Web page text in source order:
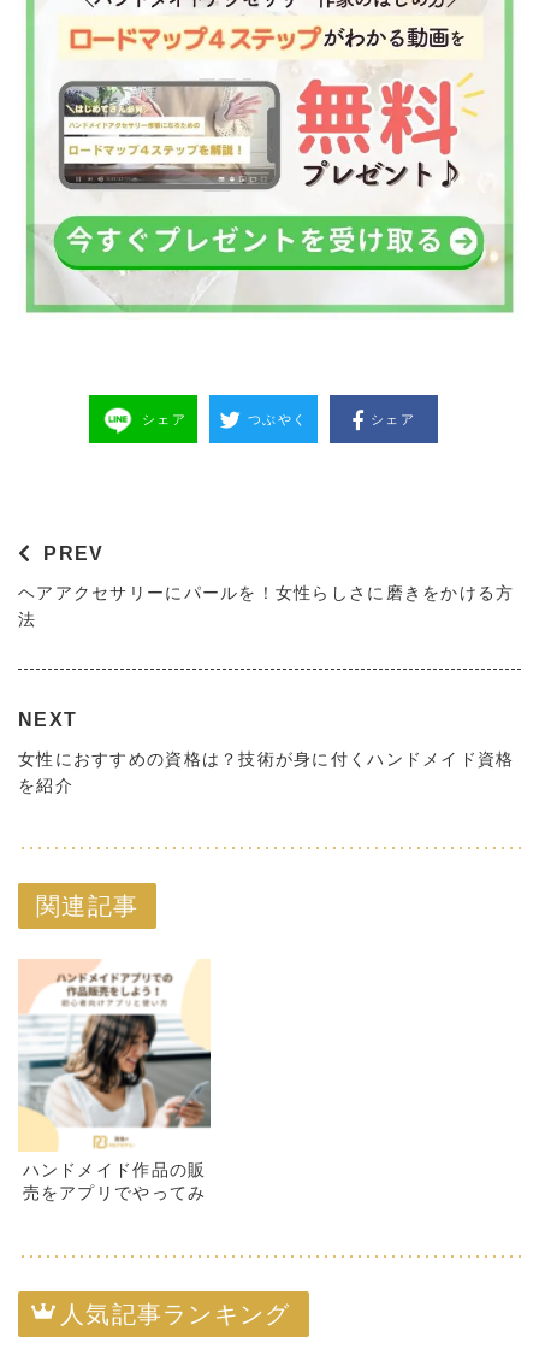
シェア つぶやく シェア
PREV
ヘアアクセサリーにパールを！女性らしさに磨きをかける方
法
NEXT
女性におすすめの資格は？技術が身に付くハンドメイド資格
を紹介
関連記事
ハンドメイド作品の販
売をアプリでやってみ
人気記事ランキング